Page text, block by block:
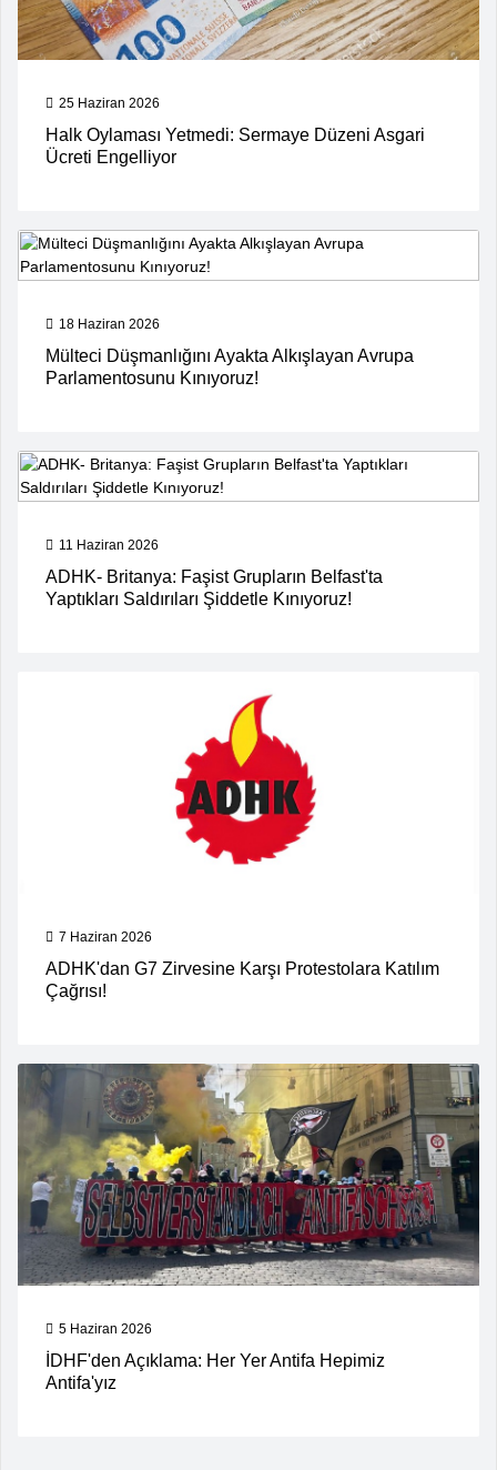
25 Haziran 2026
Halk Oylaması Yetmedi: Sermaye Düzeni Asgari
Ücreti Engelliyor
18 Haziran 2026
Mülteci Düşmanlığını Ayakta Alkışlayan Avrupa
Parlamentosunu Kınıyoruz!
11 Haziran 2026
ADHK- Britanya: Faşist Grupların Belfast'ta
Yaptıkları Saldırıları Şiddetle Kınıyoruz!
7 Haziran 2026
ADHK'dan G7 Zirvesine Karşı Protestolara Katılım
Çağrısı!
5 Haziran 2026
İDHF'den Açıklama: Her Yer Antifa Hepimiz
Antifa'yız